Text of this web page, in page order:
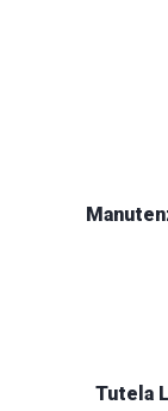
Tutela